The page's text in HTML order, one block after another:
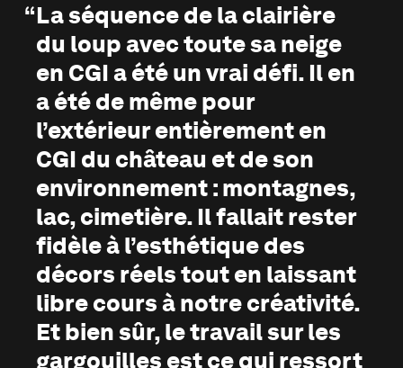
La séquence de la clairière
du loup avec toute sa neige
en CGI a été un vrai défi. Il en
a été de même pour
l’extérieur entièrement en
CGI du château et de son
environnement : montagnes,
lac, cimetière. Il fallait rester
fidèle à l’esthétique des
décors réels tout en laissant
libre cours à notre créativité.
Et bien sûr, le travail sur les
gargouilles est ce qui ressort